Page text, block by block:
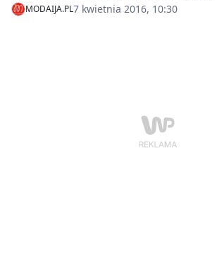
MODAIJA.PL7 kwietnia 2016, 10:30